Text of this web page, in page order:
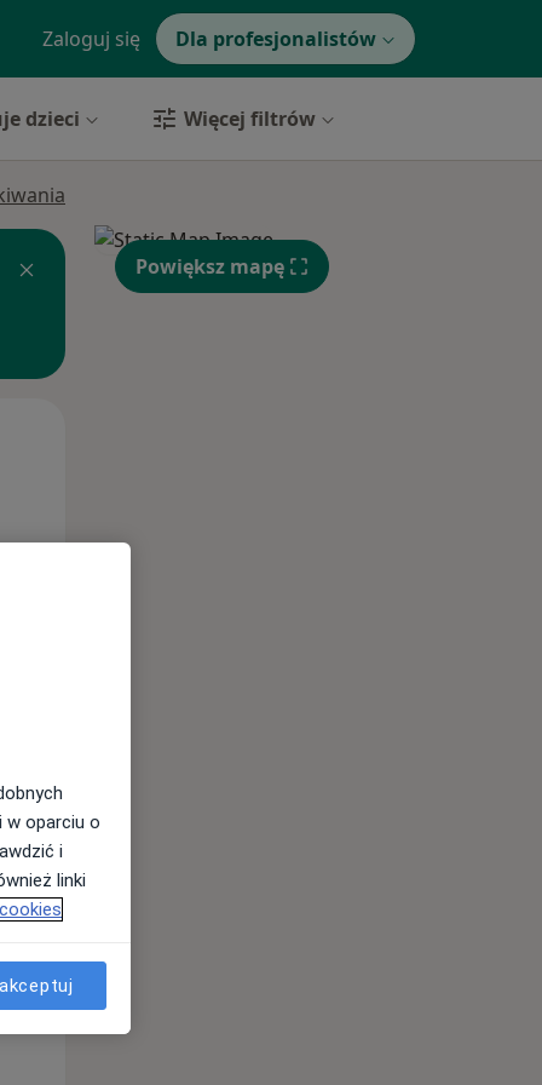
Zaloguj się Dla profesjonalistów
dzieci Więcej filtrów
Śr,
12 Sie
Powiększ mapę
w oparciu o
i
linki